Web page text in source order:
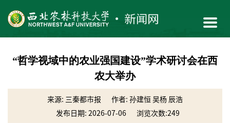
“哲学视域中的农业强国建设”学术研讨会在西
农大举办
来源: 三秦都市报
作者: ​孙建恒 吴杨 辰浩
发布日期: 2026-07-06
浏览次数:249